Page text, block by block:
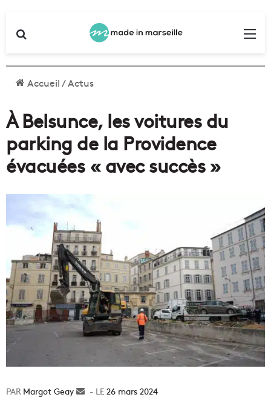
Accueil/Actus
À Belsunce, les voitures du
parking de la Providence
évacuées « avec succès »
Margot Geay
Envoyer26 mars 2024